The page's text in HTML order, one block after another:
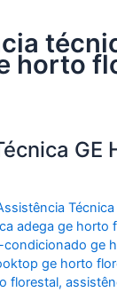
horto
GE
adega ge horto
condicionado ge
ge horto
florestal,